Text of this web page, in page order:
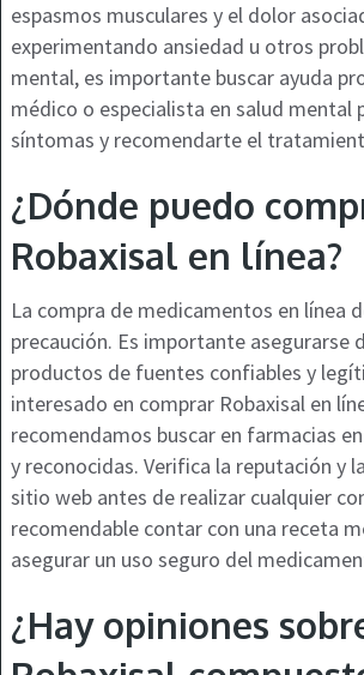
espasmos musculares y el dolor
experimentando ansiedad u otros
mental, es importante buscar ayuda
médico o especialista en salud mental
síntomas y recomendarte el
¿Dónde puedo
Robaxisal en línea?
La compra de medicamentos en línea
precaución. Es importante asegurarse
productos de fuentes confiables y
interesado en comprar Robaxisal en
recomendamos buscar en farmacias
y reconocidas. Verifica la reputación y
sitio web antes de realizar cualquier
recomendable contar con una receta
asegurar un uso seguro del
¿Hay opiniones